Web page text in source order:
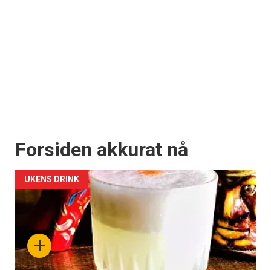
Forsiden akkurat nå
+
UKENS DRINK